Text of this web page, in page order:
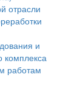
отрасли
и
комплекса
работам